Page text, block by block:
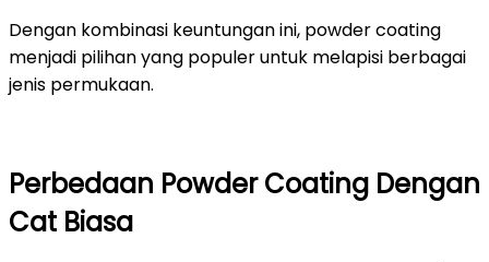
Dengan kombinasi keuntungan ini, powder coating
menjadi pilihan yang populer untuk melapisi berbagai
jenis permukaan.
Perbedaan Powder Coating Dengan
Cat Biasa